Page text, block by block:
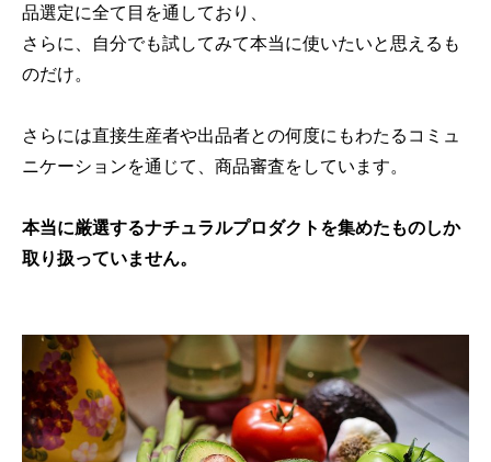
品選定に全て目を通しており、
さらに、自分でも試してみて本当に使いたいと思えるも
のだけ。
さらには直接生産者や出品者との何度にもわたるコミュ
ニケーションを通じて、商品審査をしています。
本当に厳選するナチュラルプロダクトを集めたものしか
取り扱っていません。